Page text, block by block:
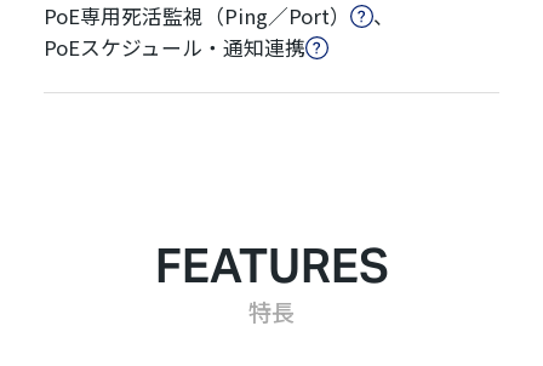
PoE専用死活監視（Ping／Port）
、
PoEスケジュール・通知連携
FEATURES
特長